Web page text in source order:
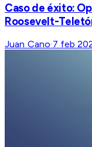
Caso de éxito:
Roosevelt-
Juan Cano·7 feb